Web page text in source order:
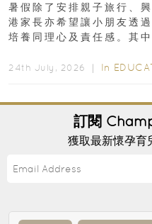
暑假除了安排親子旅行、
港家長亦希望讓小朋友透
培養同理心及責任感。其
24th July, 2026 ｜ In
訂閱
獲取最新懷孕育